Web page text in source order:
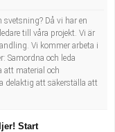
Då vi har en
till våra projekt. Vi är
Vi kommer arbeta i
Samordna och leda
att material och
delaktig att säkerställa att
Start